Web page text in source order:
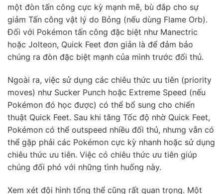
một đòn tấn công cực kỳ mạnh mẽ, bù đắp cho sự
giảm Tấn công vật lý do Bỏng (nếu dùng Flame Orb).
Đối với Pokémon tấn công đặc biệt như Manectric
hoặc Jolteon, Quick Feet đơn giản là để đảm bảo
chúng ra đòn đặc biệt mạnh của mình trước đối thủ.
Ngoài ra, việc sử dụng các chiêu thức ưu tiên (priority
moves) như Sucker Punch hoặc Extreme Speed (nếu
Pokémon đó học được) có thể bổ sung cho chiến
thuật Quick Feet. Sau khi tăng Tốc độ nhờ Quick Feet,
Pokémon có thể outspeed nhiều đối thủ, nhưng vẫn có
thể gặp phải các Pokémon cực kỳ nhanh hoặc sử dụng
chiêu thức ưu tiên. Việc có chiêu thức ưu tiên giúp
chúng đối phó với những tình huống này.
Xem xét đội hình tổng thể cũng rất quan trọng. Một